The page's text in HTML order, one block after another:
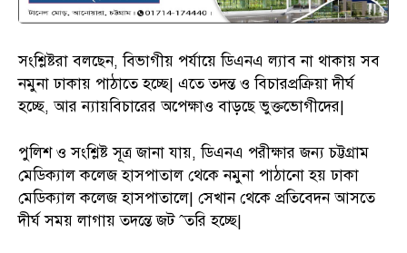
সংশ্লিষ্টরা বলছেন, বিভাগীয় পর্যায়ে ডিএনএ ল্যাব না থাকায় সব
নমুনা ঢাকায় পাঠাতে হচ্ছে| এতে তদন্ত ও বিচারপ্রক্রিয়া দীর্ঘ
হচ্ছে, আর ন্যায়বিচারের অপেক্ষাও বাড়ছে ভুক্তভোগীদের|
পুলিশ ও সংশ্লিষ্ট সূত্র জানা যায়, ডিএনএ পরীক্ষার জন্য চট্টগ্রাম
মেডিক্যাল কলেজ হাসপাতাল থেকে নমুনা পাঠানো হয় ঢাকা
মেডিক্যাল কলেজ হাসপাতালে| সেখান থেকে প্রতিবেদন আসতে
দীর্ঘ সময় লাগায় তদন্তে জট ˆতরি হচ্ছে|